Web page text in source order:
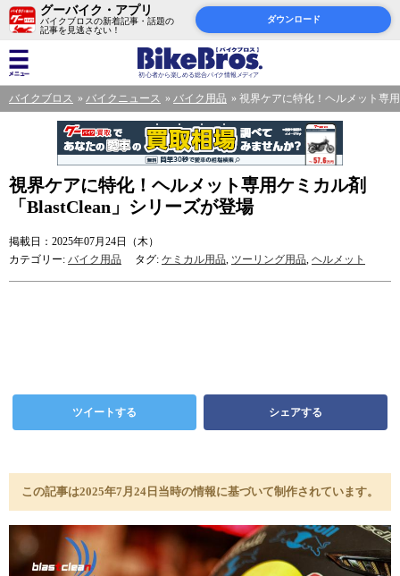
グーバイク・アプリ
バイクブロスの新着記事・話題の
記事を見逃さない！
ダウンロード
バイクブロス バイクニュース バイク用品 視界ケアに特化！ヘルメット専
視界ケアに特化！ヘルメット専用ケミカル剤
「BlastClean」シリーズが登場
掲載日：2025年07月24日（木）
カテゴリー: バイク用品 タグ: ケミカル用品, ツーリング用品, ヘルメット
ツイートする シェアする
この記事は2025年7月24日当時の情報に基づいて制作されています。